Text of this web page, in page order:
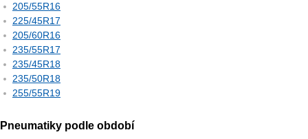
205/55R16
225/45R17
205/60R16
235/55R17
235/45R18
235/50R18
255/55R19
Pneumatiky podle období